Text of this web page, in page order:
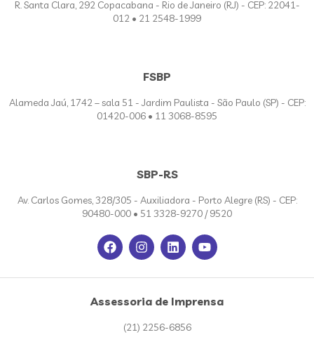
R. Santa Clara, 292 Copacabana - Rio de Janeiro (RJ) - CEP: 22041-
012 • 21 2548-1999
FSBP
Alameda Jaú, 1742 – sala 51 - Jardim Paulista - São Paulo (SP) - CEP:
01420-006 • 11 3068-8595
SBP-RS
Av. Carlos Gomes, 328/305 - Auxiliadora - Porto Alegre (RS) - CEP:
90480-000 • 51 3328-9270 / 9520
Assessoria de Imprensa
(21) 2256-6856